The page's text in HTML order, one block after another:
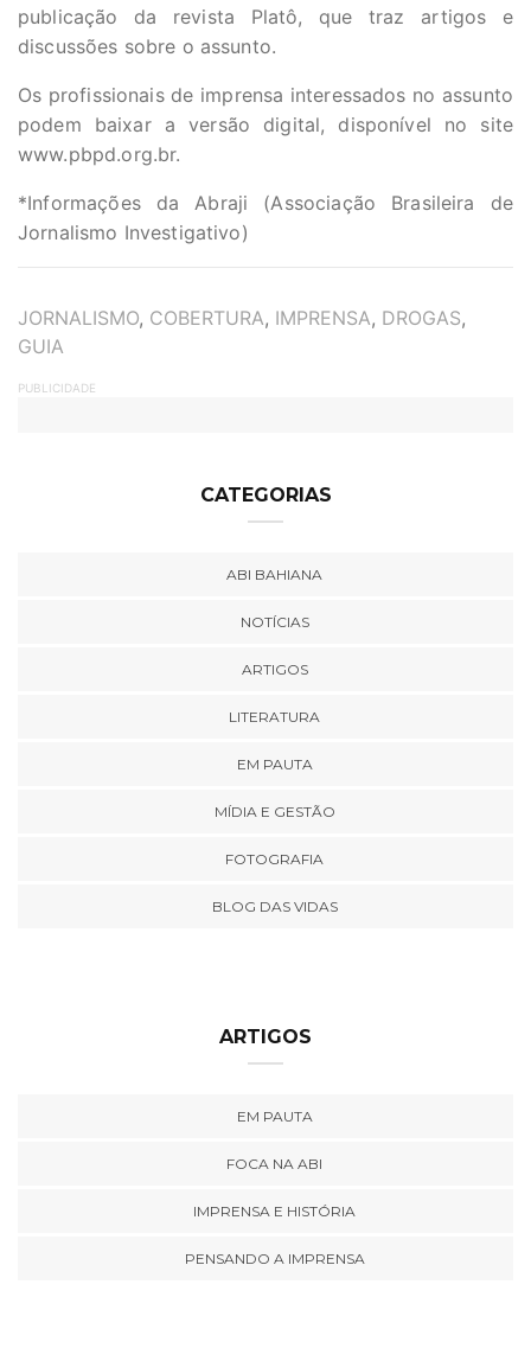
publicação da revista Platô, que traz artigos e
discussões sobre o assunto.
Os profissionais de imprensa interessados no assunto
podem baixar a versão digital, disponível no site
www.pbpd.org.br.
*Informações da Abraji (Associação Brasileira de
Jornalismo Investigativo)
TAGS
JORNALISMO, COBERTURA, IMPRENSA, DROGAS,
GUIA
PUBLICIDADE
CATEGORIAS
ABI BAHIANA
NOTÍCIAS
ARTIGOS
LITERATURA
EM PAUTA
MÍDIA E GESTÃO
FOTOGRAFIA
BLOG DAS VIDAS
ARTIGOS
EM PAUTA
FOCA NA ABI
IMPRENSA E HISTÓRIA
PENSANDO A IMPRENSA